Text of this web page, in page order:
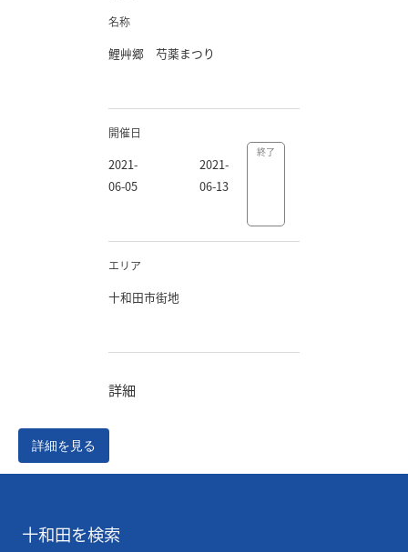
名称
鯉艸郷 芍薬まつり
開催日
2021-
06-05
2021-
06-13
終了
エリア
十和田市街地
詳細
詳細を見る
十和田を検索